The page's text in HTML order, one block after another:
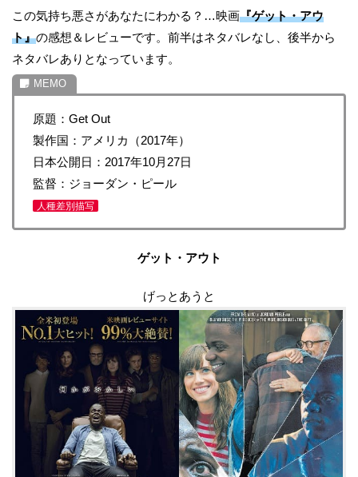
この気持ち悪さがあなたにわかる？…映画『ゲット・アウ
ト』の感想＆レビューです。前半はネタバレなし、後半から
ネタバレありとなっています。
原題：Get Out
製作国：アメリカ（2017年）
日本公開日：2017年10月27日
監督：ジョーダン・ピール
人種差別描写
ゲット・アウト
げっとあうと